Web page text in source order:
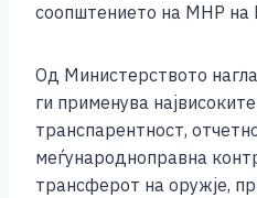
соопштението на МНР на
Од Министерството
ги применува
транспарентност,
меѓународноправна
трансферот на оружје,